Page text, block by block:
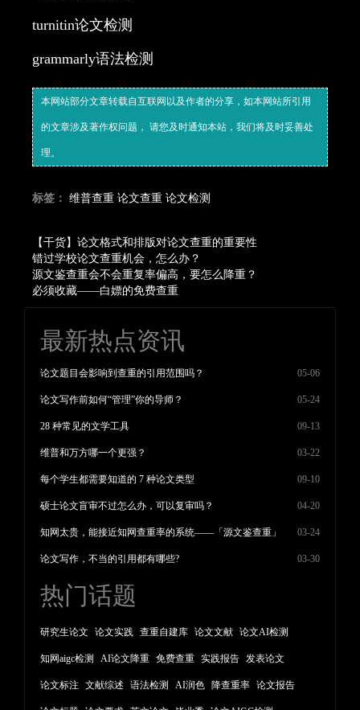
turnitin论文检测
grammarly语法检测
本网站部分文章转载自互联网以及作者的分享，如本网站所引用
的文章涉及著作权问题， 请您及时通知本站，我们将及时妥善处
理。
标签： 维普查重 论文查重 论文检测
【干货】论文格式和排版对论文查重的重要性
错过学校论文查重机会，怎么办？
源文鉴查重会不会重复率偏高，要怎么降重？
必须收藏——白嫖的免费查重
最新热点资讯
论文题目会影响到查重的引用范围吗？ 05-06
论文写作前如何“管理”你的导师？ 05-24
28 种常见的文学工具 09-13
维普和万方哪一个更强？ 03-22
每个学生都需要知道的 7 种论文类型 09-10
硕士论文盲审不过怎么办，可以复审吗？ 04-20
知网太贵，能接近知网查重率的系统——「源文鉴查重」 03-24
论文写作，不当的引用都有哪些? 03-30
热门话题
研究生论文 论文实践 查重自建库 论文文献 论文AI检测
知网aigc检测 AI论文降重 免费查重 实践报告 发表论文
论文标注 文献综述 语法检测 AI润色 降查重率 论文报告